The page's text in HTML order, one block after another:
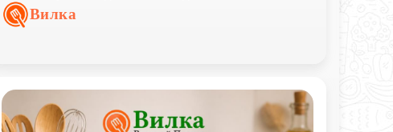
вкусным для детей и взрослых.
Вилка